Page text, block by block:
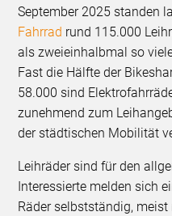
September 2025 standen
Fahrrad rund 115.000
als zweieinhalbmal so
Fast die Hälfte der
58.000 sind
zunehmend zum
der städtischen Mobilität
Leihräder sind für den
Interessierte melden sich
Räder selbstständig,